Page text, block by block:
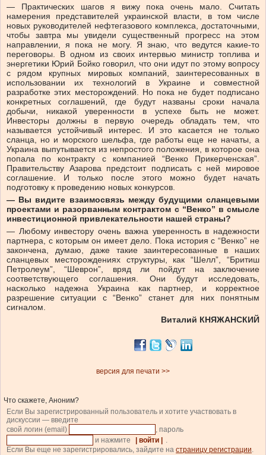
— Практических шагов я вижу пока очень мало. Считать
намерения представителей украинской власти, в том числе
новых руководителей нефтегазового комплекса, достаточными,
чтобы завтра мы увидели существенный прогресс на этом
направлении, я пока не могу. Я знаю, что ведутся какие-то
переговоры. В одном из своих интервью министр топлива и
энергетики Юрий Бойко говорил, что они идут по этому вопросу
с рядом крупных мировых компаний, заинтересованных в
использовании их технологий в Украине и совместной
разработке этих месторождений. Но пока не будет подписано
конкретных соглашений, где будут названы сроки начала
добычи, никакой уверенности в успехе быть не может.
Инвесторы должны в первую очередь обладать тем, что
называется устойчивый интерес. И это касается не только
сланца, но и морского шельфа, где работы еще не начаты, а
Украина выпутывается из непростого положения, в которое она
попала по контракту с компанией “Венко Прикерченская”.
Правительству Азарова предстоит подписать с ней мировое
соглашение. И только после этого можно будет начать
подготовку к проведению новых конкурсов.
— Вы видите взаимосвязь между будущими сланцевыми
проектами и разорванным контрактом с “Венко” в смысле
инвестиционной привлекательности нашей страны?
— Любому инвестору очень важна уверенность в надежности
партнера, с которым он имеет дело. Пока история с “Венко” не
закончена, думаю, даже такие заинтересованные в наших
сланцевых месторождениях структуры, как “Шелл”, “Бритиш
Петролеум”, “Шеврон”, вряд ли пойдут на заключение
соответствующего соглашения. Они будут исследовать,
насколько надежна Украина как партнер, и корректное
разрешение ситуации с “Венко” станет для них понятным
сигналом.
Виталий КНЯЖАНСКИЙ
версия для печати >>
Что скажете, Аноним?
Если Вы зарегистрированный пользователь и хотите участвовать в
дискуссии — введите
свой логин (email)
, пароль
и нажмите
| войти |
.
Если Вы еще не зарегистрировались, зайдите на страницу регистрации.